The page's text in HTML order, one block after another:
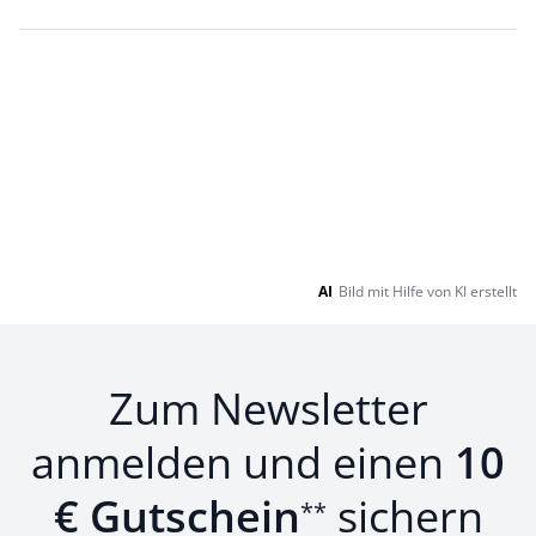
AI Bild mit Hilfe von KI erstellt
Zum Newsletter
anmelden und einen 10
€ Gutschein** sichern